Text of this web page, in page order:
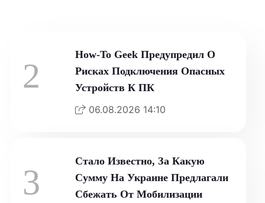
2
How-To Geek Предупредил О
Рисках Подключения Опасных
Устройств К ПК
06.08.2026 14:10
3
Стало Известно, За Какую
Сумму На Украине Предлагали
Сбежать От Мобилизации